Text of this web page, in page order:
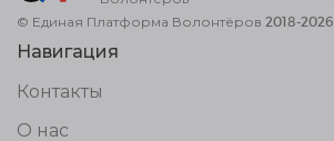
© Единая Платформа Волонтёров 2018-2026
Навигация
Контакты
О нас